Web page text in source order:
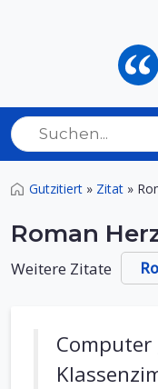
Gutzitiert » Zitat »
Roman
Weitere Zitate
Computer